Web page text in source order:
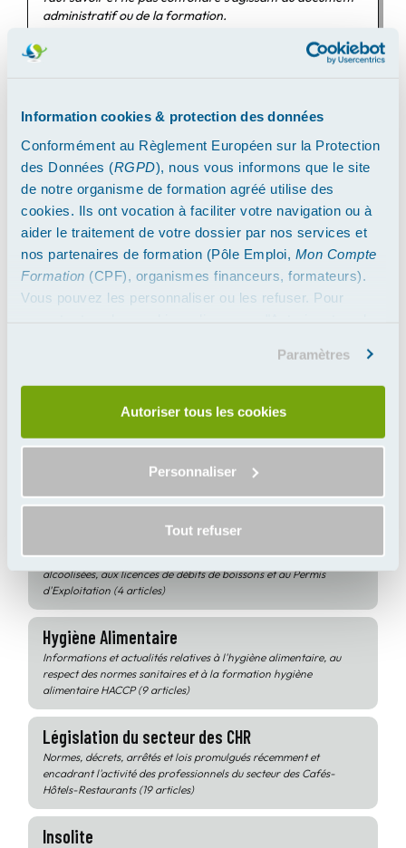
Information cookies & protection des données
Conformément au Règlement Européen sur la Protection
des Données (RGPD), nous vous informons que le site
de notre organisme de formation agréé utilise des
cookies. Ils ont vocation à faciliter votre navigation ou à
aider le traitement de votre dossier par nos services et
nos partenaires de formation (Pôle Emploi, Mon Compte
Formation (CPF), organismes financeurs, formateurs).
Vous pouvez les personnaliser ou les refuser. Pour
Paramètres
Autoriser tous les cookies
Personnaliser
Tout refuser
administratif ou de la formation.
MARDI 17 DÉCEMBRE 2024
Le commerce de boissons alcoolisées est soumis à une
réglementation stricte. Quelles sont les différentes
En savoir plus
Thèmes
Permis d'Exploitation
Informations et actualités relatives à la vente de boissons
alcoolisées, aux licences de débits de boissons et au Permis
d'Exploitation (4 articles)
Hygiène Alimentaire
Informations et actualités relatives à l'hygiène alimentaire, au
respect des normes sanitaires et à la formation hygiène
alimentaire HACCP (9 articles)
Législation du secteur des CHR
Normes, décrets, arrêtés et lois promulgués récemment et
encadrant l'activité des professionnels du secteur des Cafés-
Hôtels-Restaurants (19 articles)
Insolite